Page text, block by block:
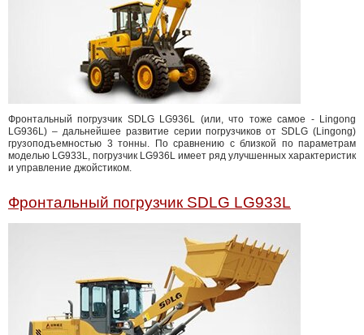
Фронтальный погрузчик SDLG LG936L (или, что тоже самое - Lingong
LG936L) – дальнейшее развитие серии погрузчиков от SDLG (Lingong)
грузоподъемностью 3 тонны. По сравнению с близкой по параметрам
моделью LG933L, погрузчик LG936L имеет ряд улучшенных характеристик
и управление джойстиком.
Фронтальный погрузчик SDLG LG933L